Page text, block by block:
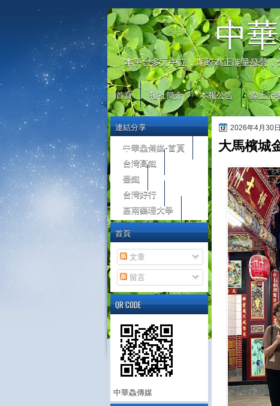
中
本平台多元中立，期盼為正能量發聲
首頁 報社簡介 本報公告 線上記
2026年4月30
大馬檳城
連結分享
中華鱻傳媒-首頁
台灣高鐵
臺鐵
台灣好行
嘉南藥理大學
首頁
文章
留言
QR CODE
中華鱻傳媒